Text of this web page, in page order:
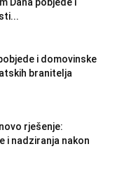
i domovinske
branitelja
rješenje:
i nadziranja nakon